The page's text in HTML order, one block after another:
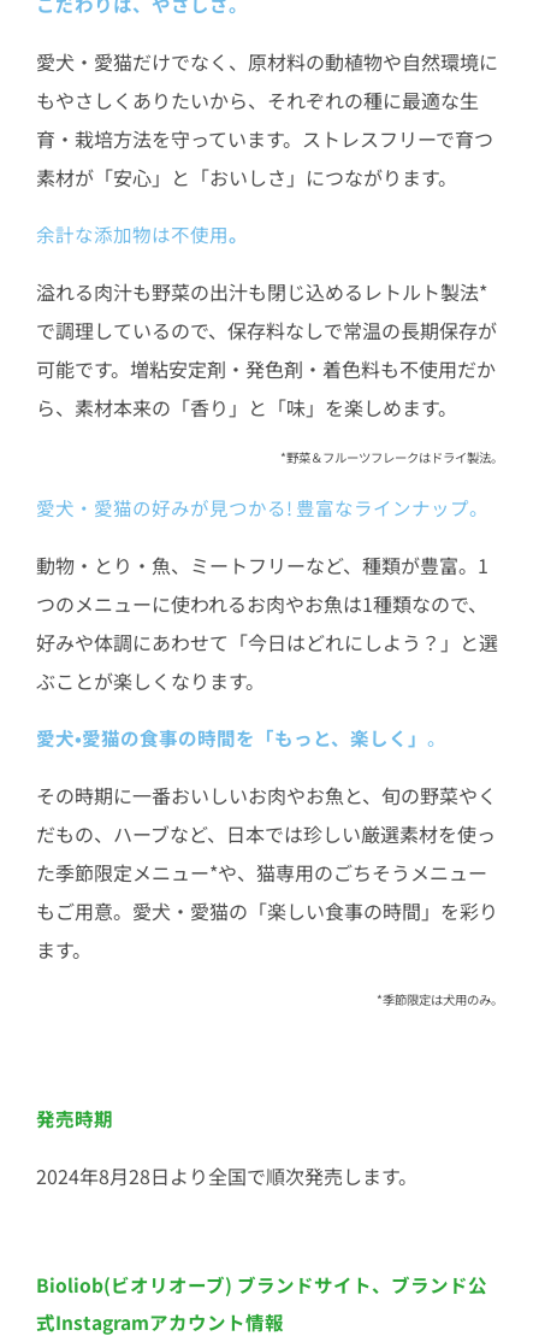
愛犬・愛猫だけでなく、原材料の動植物や自然環境に
もやさしくありたいから、それぞれの種に最適な生
育・栽培方法を守っています。ストレスフリーで育つ
素材が「安心」と「おいしさ」につながります。
余計な添加物は不使用。
溢れる肉汁も野菜の出汁も閉じ込めるレトルト製法*
で調理しているので、保存料なしで常温の長期保存が
可能です。増粘安定剤・発色剤・着色料も不使用だか
ら、素材本来の「香り」と「味」を楽しめます。
*野菜＆フルーツフレークはドライ製法。
愛犬・愛猫の好みが見つかる! 豊富なラインナップ。
動物・とり・魚、ミートフリーなど、種類が豊富。1
つのメニューに使われるお肉やお魚は1種類なので、
好みや体調にあわせて「今日はどれにしよう？」と選
ぶことが楽しくなります。
愛犬•愛猫の食事の時間を「もっと、楽しく」 。
その時期に一番おいしいお肉やお魚と、旬の野菜やく
だもの、ハーブなど、日本では珍しい厳選素材を使っ
た季節限定メニュー*や、猫専用のごちそうメニュー
もご用意。愛犬・愛猫の「楽しい食事の時間」を彩り
ます。
*季節限定は犬用のみ。
発売時期
2024年8月28日より全国で順次発売します。
Bioliob(ビオリオーブ) ブランドサイト、ブランド公
式Instagramアカウント情報